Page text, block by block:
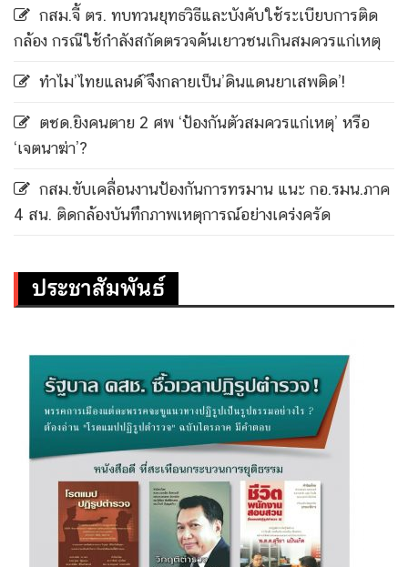
กสม.จี้ ตร. ทบทวนยุทธวิธีและบังคับใช้ระเบียบการติด
กล้อง กรณีใช้กำลังสกัดตรวจค้นเยาวชนเกินสมควรแก่เหตุ
ทำไม’ไทยแลนด์’จึงกลายเป็น’ดินแดนยาเสพติด’!
ตชด.ยิงคนตาย 2 ศพ ‘ป้องกันตัวสมควรแก่เหตุ’ หรือ
‘เจตนาฆ่า’?
กสม.ขับเคลื่อนงานป้องกันการทรมาน แนะ กอ.รมน.ภาค
4 สน. ติดกล้องบันทึกภาพเหตุการณ์อย่างเคร่งครัด
ประชาสัมพันธ์